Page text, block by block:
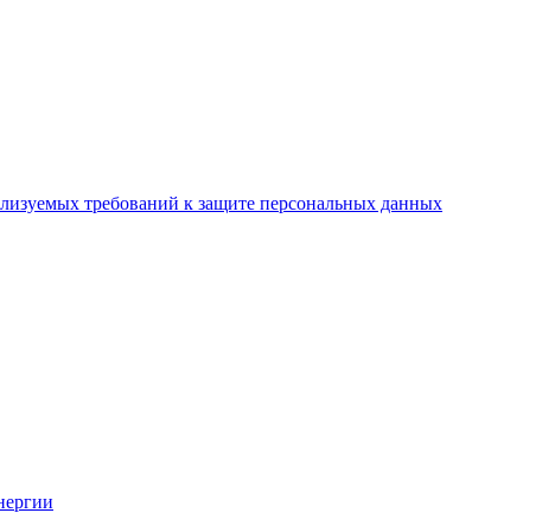
требований к защите персональных данных